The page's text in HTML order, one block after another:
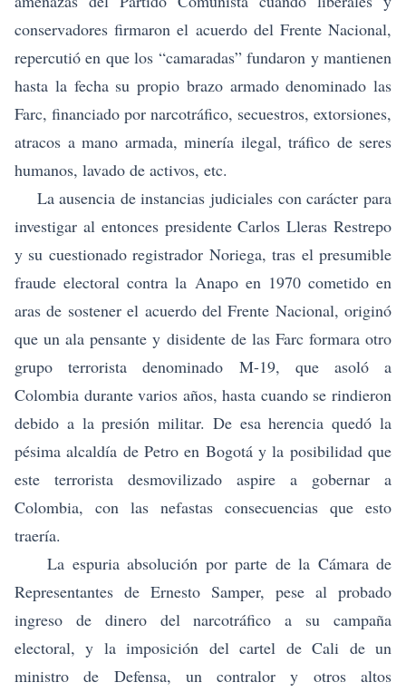
conservadores firmaron el acuerdo del Frente Nacional,
repercutió en que los “camaradas” fundaron y mantienen
hasta la fecha su propio brazo armado denominado las
Farc, financiado por narcotráfico, secuestros, extorsiones,
atracos a mano armada, minería ilegal, tráfico de seres
humanos, lavado de activos, etc.
La ausencia de instancias judiciales con carácter para
investigar al entonces presidente Carlos Lleras Restrepo
y su cuestionado registrador Noriega, tras el presumible
fraude electoral contra la Anapo en 1970 cometido en
aras de sostener el acuerdo del Frente Nacional, originó
que un ala pensante y disidente de las Farc formara otro
grupo terrorista denominado M-19, que asoló a
Colombia durante varios años, hasta cuando se rindieron
debido a la presión militar. De esa herencia quedó la
pésima alcaldía de Petro en Bogotá y la posibilidad que
este terrorista desmovilizado aspire a gobernar a
Colombia, con las nefastas consecuencias que esto
traería.
La espuria absolución por parte de la Cámara de
Representantes de Ernesto Samper, pese al probado
ingreso de dinero del narcotráfico a su campaña
electoral, y la imposición del cartel de Cali de un
ministro de Defensa, un contralor y otros altos